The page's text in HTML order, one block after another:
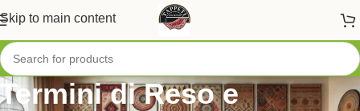
Skip to main content
Termini di Reso e